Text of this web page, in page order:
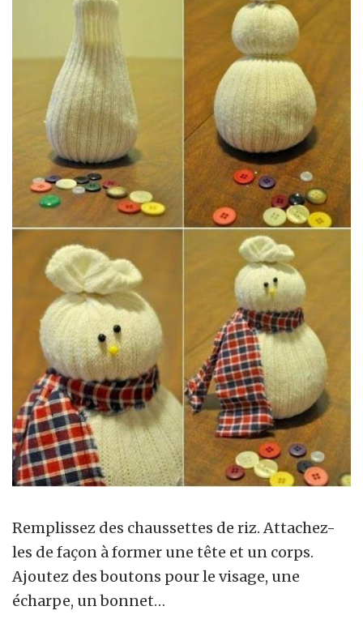
Remplissez des chaussettes de riz. Attachez-
les de façon à former une tête et un corps.
Ajoutez des boutons pour le visage, une
écharpe, un bonnet…